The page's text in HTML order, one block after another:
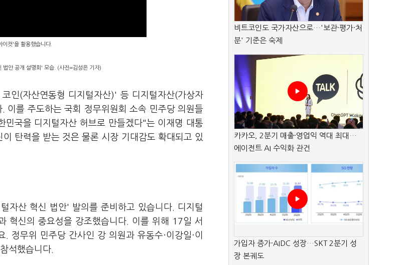
컷'을 활용했습니다.
법안 공개 설명회' 모습. (사진=김성은 기자)
인(자산연동형 디지털자산)' 등 디지털자산(가상자
이를 주도하는 국회 정무위원회 소속 민주당 의원들
국을 디지털자산 허브로 만들겠다"는 이재명 대통
탄력을 받는 것은 물론 시장 기대감도 확대되고 있
자산 혁신 법안' 발의를 준비하고 있습니다. 디지털
혁신의 중요성을 강조했습니다. 이를 위해 17일 서
정무위 민주당 간사인 강 의원과 유동수·이강일·이
석했습니다.
비트코인도 국가자산으로…'보관·평가·처
분' 기준은 숙제
카카오, 2분기 매출·영업익 역대 최대…
에이전트 AI 수익화 관건
가입자 증가·AIDC 성장…SKT 2분기 성
장 본궤도